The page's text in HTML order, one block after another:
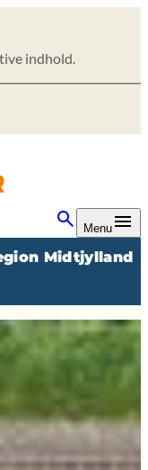
indhold.
Menu
Midtjylland